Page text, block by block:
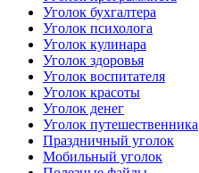
Уголок бухгалтера
Уголок психолога
Уголок кулинара
Уголок здоровья
Уголок воспитателя
Уголок красоты
Уголок денег
Уголок путешественника
Праздничный уголок
Мобильный уголок